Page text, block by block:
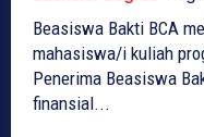
Beasiswa Bakti BCA
mahasiswa/i kuliah
Penerima Beasiswa
finansial...